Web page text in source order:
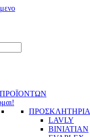
ΠΡΟΣΚΛΗΤΗΡΙΑ
LAVLY
BINIATIAN